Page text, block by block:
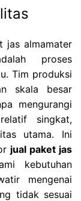
jas almamater
proses
Tim produksi
skala besar
mengurangi
singkat,
utama. Ini
jual paket jas
kebutuhan
mengenai
tidak sesuai